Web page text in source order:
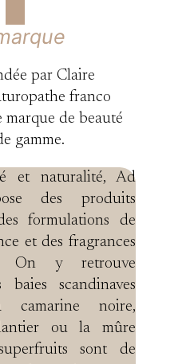
par Claire
franco
marque de beauté
gamme.
et naturalité, Ad
des produits
formulations de
et des fragrances
On y retrouve
baies scandinaves
noire,
ou la mûre
sont de